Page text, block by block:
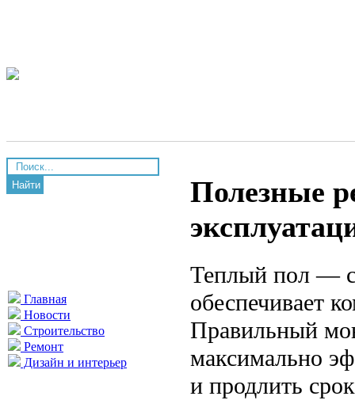
Найти
Главная
Новости
Строительство
Ремонт
Дизайн и интерьер
Полезные
Теплый пол —
обеспечивает
Правильный
максимально
и продлить